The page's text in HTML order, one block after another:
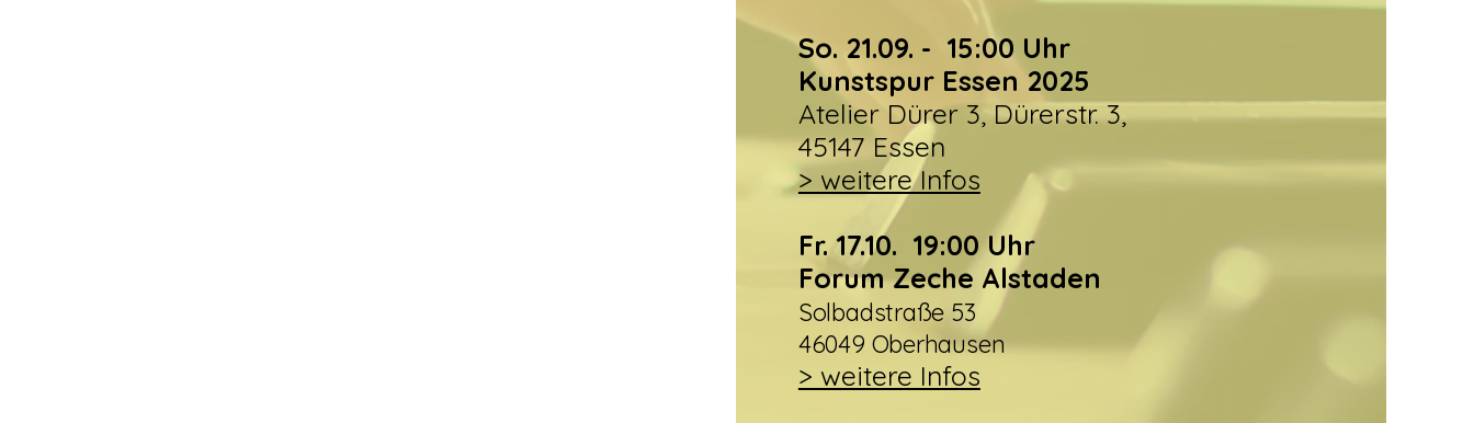
So. 21.09. - 15:00 Uhr
Kunstspur Essen 2025
Atelier Dürer 3, Dürerstr. 3,
45147 Essen
> weitere Infos
Fr. 17.10. 19:00 Uhr
Forum Zeche Alstaden
Solbadstraße 53
46049 Oberhausen
> weitere Infos